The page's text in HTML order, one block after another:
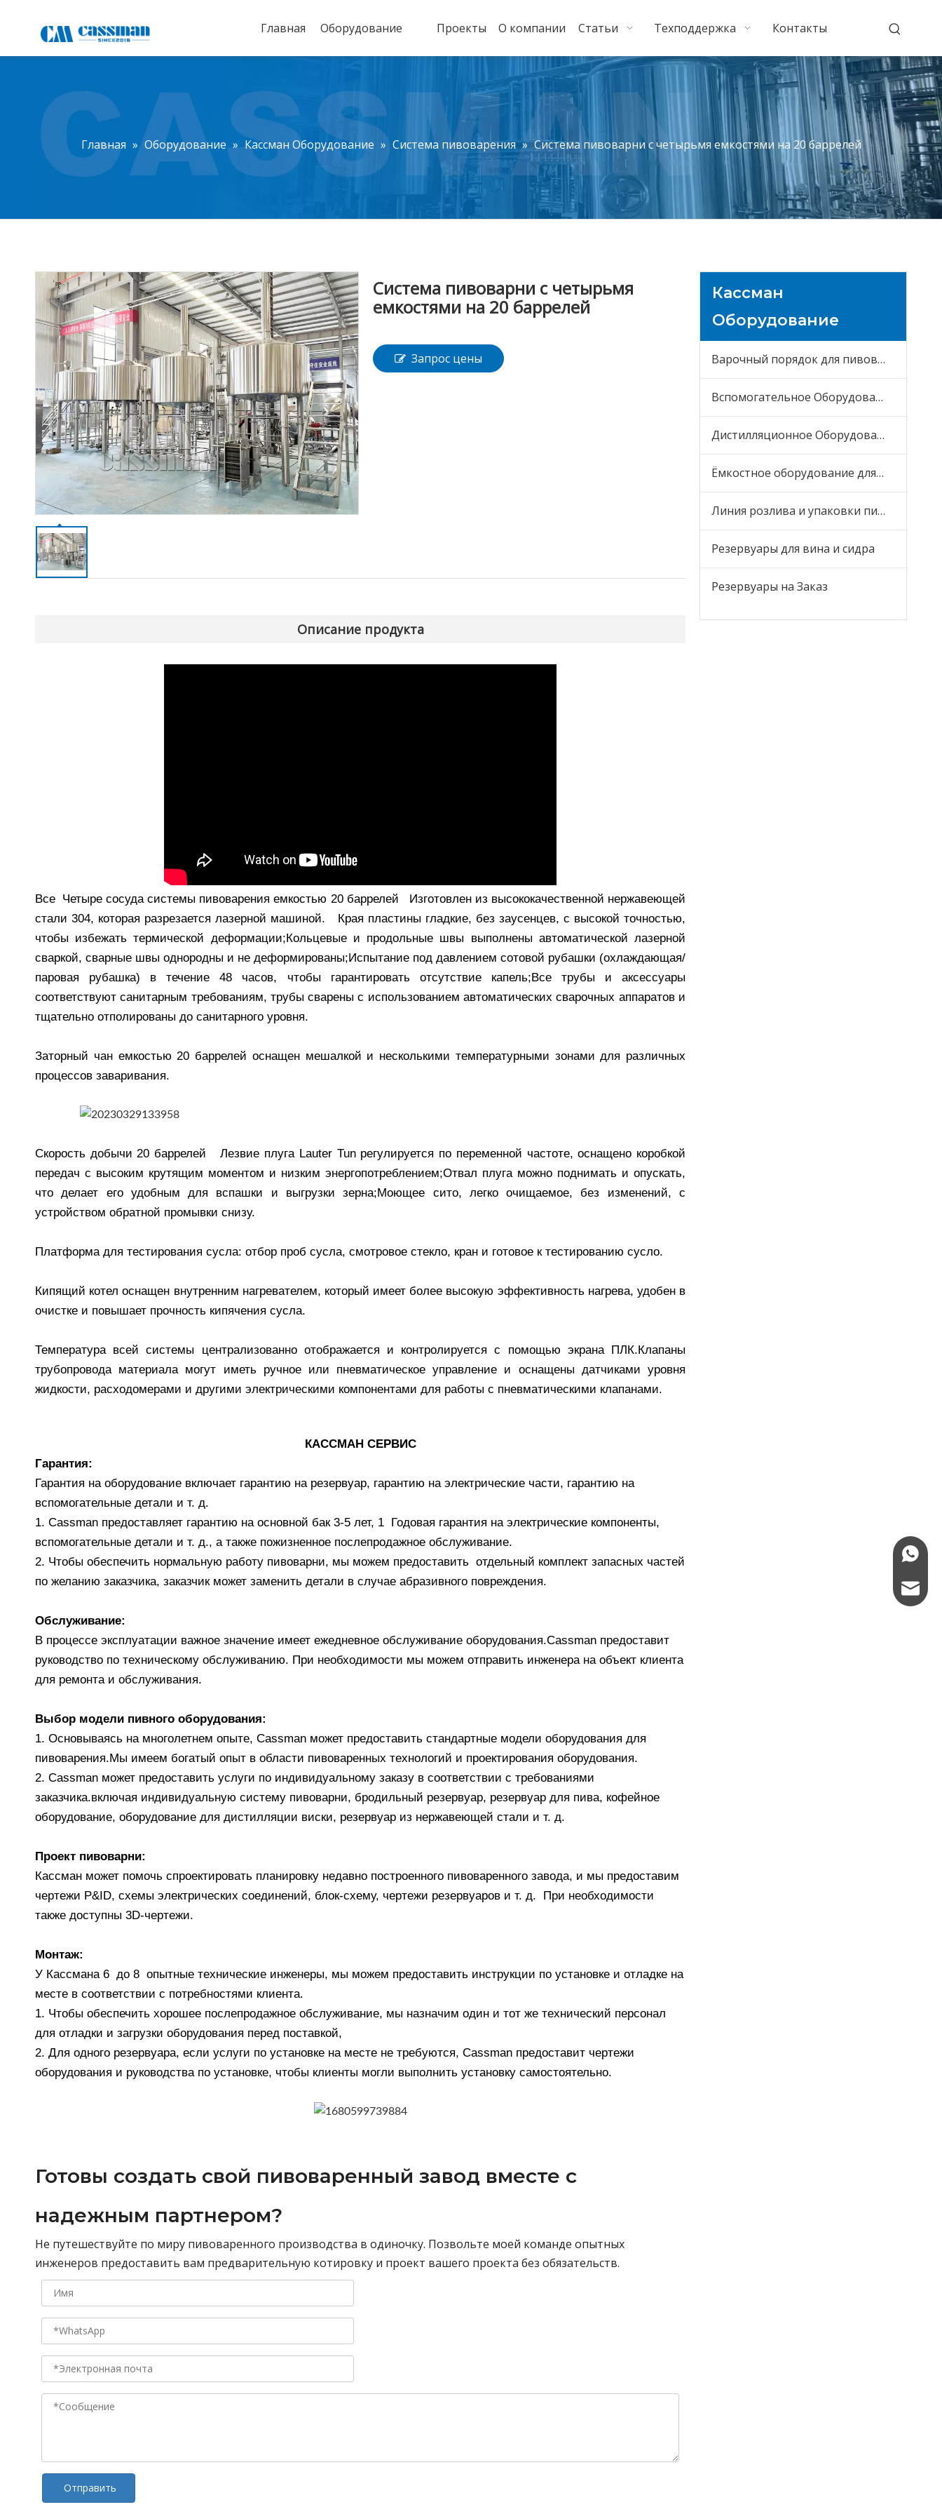
Главная Оборудование Проекты О компании Статьи Техподдержка Контакты
Главная » Оборудование » Кассман Оборудование » Система пивоварения » Система пивоварни с четырьмя емкостями на 20 баррелей
Система пивоварни с четырьмя
емкостями на 20 баррелей
Запрос цены
Описание продукта
Все Четыре сосуда системы пивоварения емкостью 20 баррелей Изготовлен из высококачественной нержавеющей
стали 304, которая разрезается лазерной машиной. Края пластины гладкие, без заусенцев, с высокой точностью,
чтобы избежать термической деформации;Кольцевые и продольные швы выполнены автоматической лазерной
сваркой, сварные швы однородны и не деформированы;Испытание под давлением сотовой рубашки (охлаждающая/
паровая рубашка) в течение 48 часов, чтобы гарантировать отсутствие капель;Все трубы и аксессуары
соответствуют санитарным требованиям, трубы сварены с использованием автоматических сварочных аппаратов и
тщательно отполированы до санитарного уровня.
Заторный чан емкостью 20 баррелей оснащен мешалкой и несколькими температурными зонами для различных
процессов заваривания.
Скорость добычи 20 баррелей Лезвие плуга Lauter Tun регулируется по переменной частоте, оснащено коробкой
передач с высоким крутящим моментом и низким энергопотреблением;Отвал плуга можно поднимать и опускать,
что делает его удобным для вспашки и выгрузки зерна;Моющее сито, легко очищаемое, без изменений, с
устройством обратной промывки снизу.
Платформа для тестирования сусла: отбор проб сусла, смотровое стекло, кран и готовое к тестированию сусло.
Кипящий котел оснащен внутренним нагревателем, который имеет более высокую эффективность нагрева, удобен в
очистке и повышает прочность кипячения сусла.
Температура всей системы централизованно отображается и контролируется с помощью экрана ПЛК.Клапаны
трубопровода материала могут иметь ручное или пневматическое управление и оснащены датчиками уровня
жидкости, расходомерами и другими электрическими компонентами для работы с пневматическими клапанами.
КАССМАН СЕРВИС
Гарантия:
Гарантия на оборудование включает гарантию на резервуар, гарантию на электрические части, гарантию на
вспомогательные детали и т. д.
1. Cassman предоставляет гарантию на основной бак 3-5 лет, 1 Годовая гарантия на электрические компоненты,
вспомогательные детали и т. д., а также пожизненное послепродажное обслуживание.
2. Чтобы обеспечить нормальную работу пивоварни, мы можем предоставить отдельный комплект запасных частей
по желанию заказчика, заказчик может заменить детали в случае абразивного повреждения.
Обслуживание:
В процессе эксплуатации важное значение имеет ежедневное обслуживание оборудования.Cassman предоставит
руководство по техническому обслуживанию. При необходимости мы можем отправить инженера на объект клиента
для ремонта и обслуживания.
Выбор модели пивного оборудования:
1. Основываясь на многолетнем опыте, Cassman может предоставить стандартные модели оборудования для
пивоварения.Мы имеем богатый опыт в области пивоваренных технологий и проектирования оборудования.
2. Cassman может предоставить услуги по индивидуальному заказу в соответствии с требованиями
заказчика.включая индивидуальную систему пивоварни, бродильный резервуар, резервуар для пива, кофейное
оборудование, оборудование для дистилляции виски, резервуар из нержавеющей стали и т. д.
Проект пивоварни:
Кассман может помочь спроектировать планировку недавно построенного пивоваренного завода, и мы предоставим
чертежи P&ID, схемы электрических соединений, блок-схему, чертежи резервуаров и т. д. При необходимости
также доступны 3D-чертежи.
Монтаж:
У Кассмана 6 до 8 опытные технические инженеры, мы можем предоставить инструкции по установке и отладке на
месте в соответствии с потребностями клиента.
1. Чтобы обеспечить хорошее послепродажное обслуживание, мы назначим один и тот же технический персонал
для отладки и загрузки оборудования перед поставкой,
2. Для одного резервуара, если услуги по установке на месте не требуются, Cassman предоставит чертежи
оборудования и руководства по установке, чтобы клиенты могли выполнить установку самостоятельно.
Готовы создать свой пивоваренный завод вместе с
надежным партнером?
Не путешествуйте по миру пивоваренного производства в одиночку. Позвольте моей команде опытных
инженеров предоставить вам предварительную котировку и проект вашего проекта без обязательств.
Отправить
Кассман
Оборудование
Варочный порядок для пивоварни
Вспомогательное Оборудование
Дистилляционное Оборудование
Ёмкостное оборудование для пива
Линия розлива и упаковки пива
Резервуары для вина и сидра
Резервуары на Заказ
+86-